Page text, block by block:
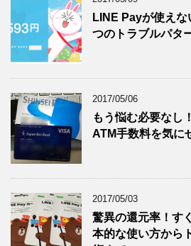
LINE Payが使え
つのトラブルパタ
2017/05/06
もう悩む必要なし
ATM手数料を気に
2017/05/03
驚異の還元率！す
本的な使い方から